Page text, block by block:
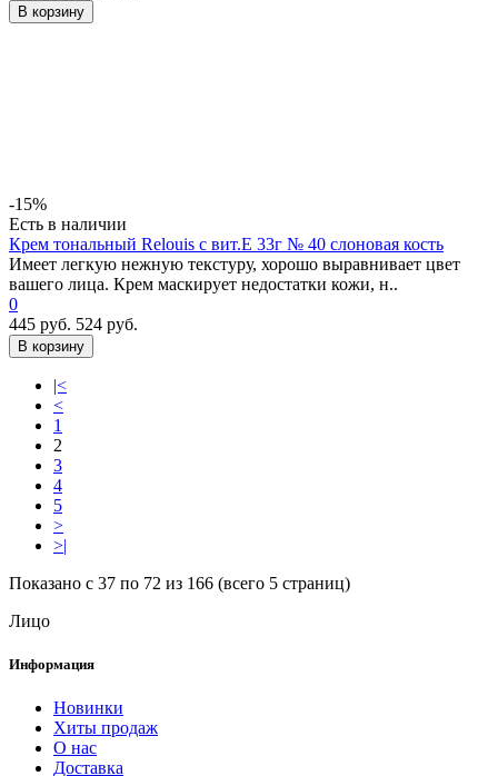
В корзину
-15%
Есть в наличии
Крем тональный Relouis с вит.Е 33г № 40 слоновая кость
Имеет легкую нежную текстуру, хорошо выравнивает цвет
вашего лица. Крем маскирует недостатки кожи, н..
0
445 руб. 524 руб.
В корзину
|<
<
1
2
3
4
5
>
>|
Показано с 37 по 72 из 166 (всего 5 страниц)
Лицо
Информация
Новинки
Хиты продаж
О нас
Доставка